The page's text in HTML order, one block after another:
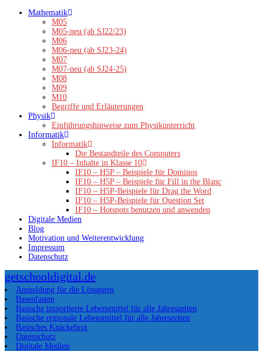
Zum
Mathematik
M05
M05-neu (ab SJ22/23)
M06
M06-neu (ab SJ23-24)
M07
M07-neu (ab SJ24-25)
M08
M09
M10
Begriffe und Erläuterungen
Physik
Einführungshinweise zum Physikunterricht
Informatik
Informatik
Die Bestandteile des Computers
IF10 – Inhalte in Klasse 10
IF10 – H5P – Beispiele für Dominos
IF10 – H5P – Beispiele für Fill in the Blanc
IF10 – H5P-Beispiele für Drag the Word
IF10 – H5P-Beispiele für Question Set
IF10 – Hotspots benutzen und anwenden
Digitale Medien
Blog
Motivation und Weiterentwicklung
Impressum
Datenschutz
getschooldigital.de
Anmeldung für die Lösungen
Basenfasten
Basische importierte Lebensmittel für alle Jahreszeiten
Basische regionale Lebensmittel für alle Jahreszeiten
Basisches Knäckebrot
Datenschutz
Digitale Medien